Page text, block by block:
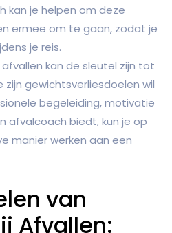
kan je helpen om deze
ermee om te gaan, zodat je
je reis.
kan de sleutel zijn tot
gewichtsverliesdoelen wil
begeleiding, motivatie
afvalcoach biedt, kun je op
manier werken aan een
van
Afvallen: